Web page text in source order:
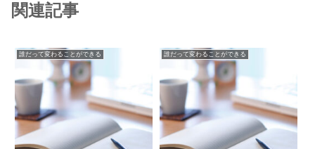
関連記事
誰だって変わることができる 誰だって変わることができる